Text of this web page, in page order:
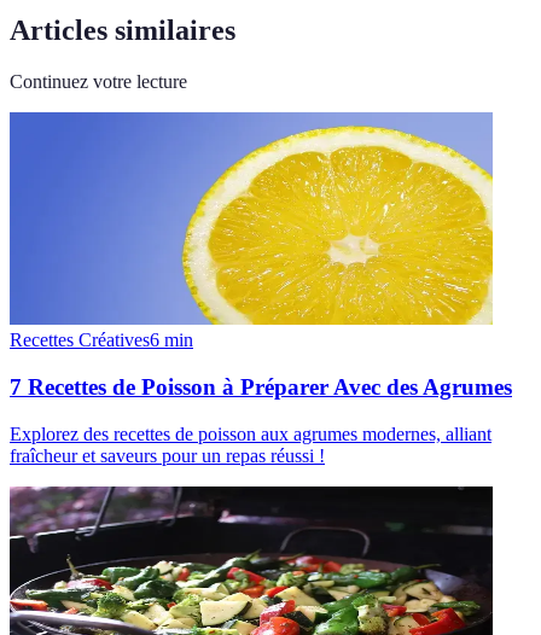
Articles similaires
Continuez votre lecture
Recettes Créatives6 min
7 Recettes de Poisson à Préparer Avec des Agrumes
Explorez des recettes de poisson aux agrumes modernes, alliant
fraîcheur et saveurs pour un repas réussi !